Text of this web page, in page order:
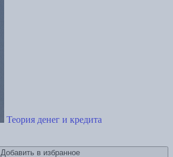
Теория денег и кредита
Добавить в избранное